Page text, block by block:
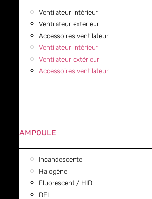
Ventilateur intérieur
Ventilateur extérieur
Accessoires ventilateur
Ventilateur intérieur
Ventilateur extérieur
Accessoires ventilateur
AMPOULE
Incandescente
Halogène
Fluorescent / HID
DEL